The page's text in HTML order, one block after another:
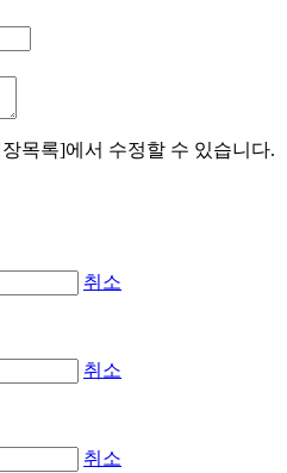
목록]에서 수정할 수 있습니다.
취소
취소
취소